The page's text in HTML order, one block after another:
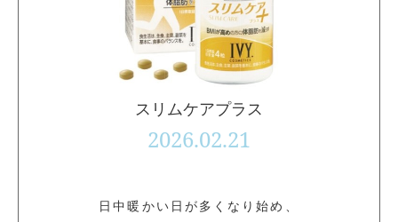
スリムケアプラス
2026.02.21
日中暖かい日が多くなり始め、